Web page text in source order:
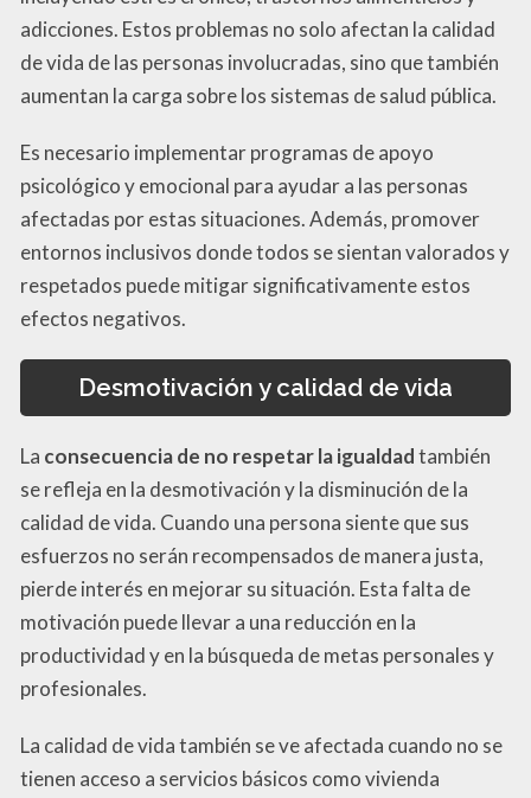
adicciones. Estos problemas no solo afectan la calidad
de vida de las personas involucradas, sino que también
aumentan la carga sobre los sistemas de salud pública.
Es necesario implementar programas de apoyo
psicológico y emocional para ayudar a las personas
afectadas por estas situaciones. Además, promover
entornos inclusivos donde todos se sientan valorados y
respetados puede mitigar significativamente estos
efectos negativos.
Desmotivación y calidad de vida
La consecuencia de no respetar la igualdadtambién
se refleja en la desmotivación y la disminución de la
calidad de vida. Cuando una persona siente que sus
esfuerzos no serán recompensados de manera justa,
pierde interés en mejorar su situación. Esta falta de
motivación puede llevar a una reducción en la
productividad y en la búsqueda de metas personales y
profesionales.
La calidad de vida también se ve afectada cuando no se
tienen acceso a servicios básicos como vivienda